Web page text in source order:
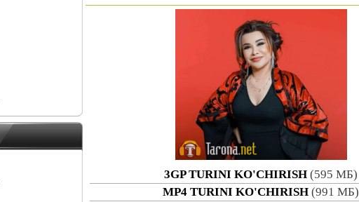
3GP TURINI KO'CHIRISH (595 МБ)
MP4 TURINI KO'CHIRISH (991 МБ)